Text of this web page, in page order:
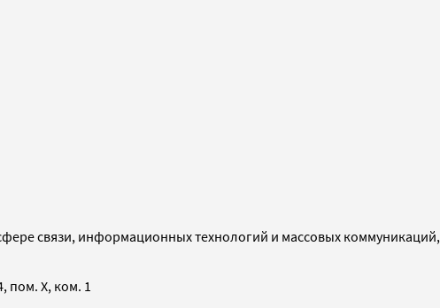
связи, информационных технологий и массовых
пом. X, ком. 1